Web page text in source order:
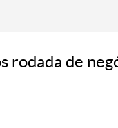
rodada de